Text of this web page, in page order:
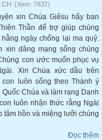
CH (Xem: 7837)
xin Chúa Giêsu hãy ban
Thần để trợ giúp chúng
ngày chống lại ma quỷ.
xin dâng mạng sống chúng
con ước muốn phục vụ
Xin Chúa xức dầu trên
luôn sống theo Thánh ý
Chúa và làm rạng Danh
luôn nhận thức rằng Ngài
tâm hồn và miệng lưỡi chúng
Đọc thêm